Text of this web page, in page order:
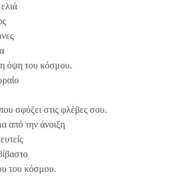
όψη του κόσμου.
σφύζει στις φλέβες σου.
από την άνοιξη
του κόσμου.